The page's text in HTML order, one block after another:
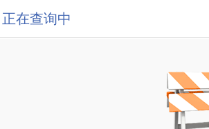
正在查询中